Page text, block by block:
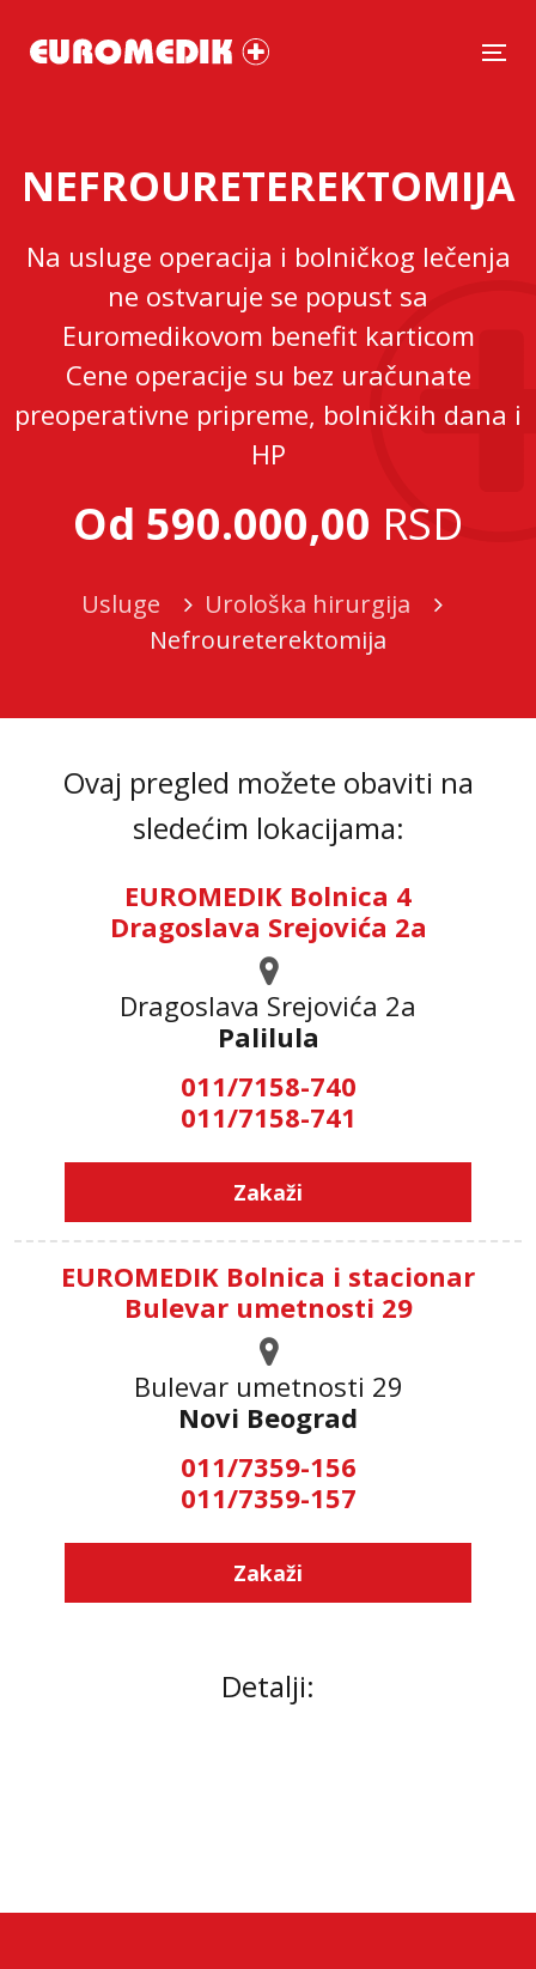
NEFROURETEREKTOMIJA
Na usluge operacija i bolničkog lečenja
ne ostvaruje se popust sa
Euromedikovom benefit karticom
Cene operacije su bez uračunate
preoperativne pripreme, bolničkih dana i
HP
Od 590.000,00 RSD
Usluge
Urološka hirurgija
Nefroureterektomija
Ovaj pregled možete obaviti na
sledećim lokacijama:
EUROMEDIK Bolnica 4
Dragoslava Srejovića 2a
Dragoslava Srejovića 2а
Palilula
011/7158-740
011/7158-741
Zakaži
EUROMEDIK Bolnica i stacionar
Bulevar umetnosti 29
Bulevar umetnosti 29
Novi Beograd
011/7359-156
011/7359-157
Zakaži
Detalji: